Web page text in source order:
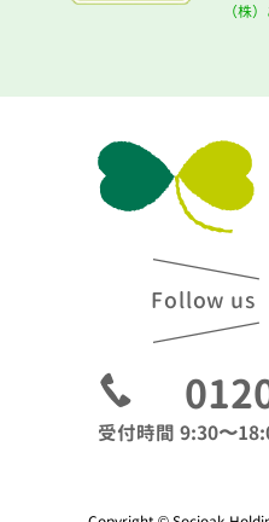
（株
Follow us
受付時間 9:30〜